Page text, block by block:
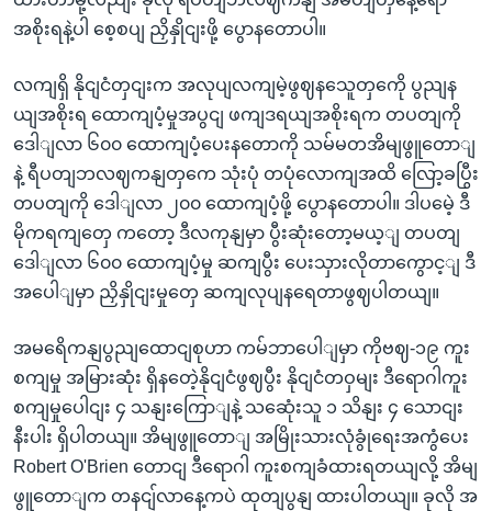
အစိုးရနဲ့ပါ စေ့စပျ ညှိနှိုငျးဖို့ ပွောနတောပါ။
လကျရှိ နိုငျငံတှငျးက အလုပျလကျမဲ့ဖွဈနသေူတှကေို ပွညျန
ယျအစိုးရ ထောကျပံ့မှုအပွငျ ဖကျဒရယျအစိုးရက တပတျကို
ဒေါျလာ ၆၀၀ ထောကျပံ့ပေးနတောကို သမ်မတအိမျဖွူတောျ
နဲ့ ရီပတျဘလဈကနျတှကေ သုံးပုံ တပုံလောကျအထိ လြော့ခပြွီး
တပတျကို ဒေါျလာ ၂၀၀ ထောကျပံ့ဖို့ ပွောနတောပါ။ ဒါပမေဲ့ ဒီ
မိုကရကျတှေ ကတော့ ဒီလကုနျမှာ ပွီးဆုံးတော့မယ့ျ တပတျ
ဒေါျလာ ၆၀၀ ထောကျပံ့မှု ဆကျပွီး ပေးသှားလိုတာကွောင့ျ ဒီ
အပေါျမှာ ညှိနှိုငျးမှုတှေ ဆကျလုပျနရေတာဖွဈပါတယျ။
အမရေိကနျပွညျထောငျစုဟာ ကမ်ဘာပေါျမှာ ကိုဗဈ-၁၉ ကူး
စကျမှု အမြားဆုံး ရှိနတေဲ့နိုငျငံဖွဈပွီး နိုငျငံတဝှမျး ဒီရောဂါကူး
စကျမှုပေါငျး ၄ သနျးကြောျနဲ့ သဆေုံးသူ ၁ သိနျး ၄ သောငျး
နီးပါး ရှိပါတယျ။ အိမျဖွူတောျ အမြိုးသားလုံခွုံရေးအကွံပေး
Robert O'Brien တောငျ ဒီရောဂါ ကူးစကျခံထားရတယျလို့ အိမျ
ဖွူတောျက တနငျ်လာနေ့ကပဲ ထုတျပွနျ ထားပါတယျ။ ခုလို အ